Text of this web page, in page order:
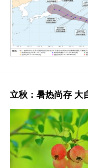
立秋：暑热尚存 大